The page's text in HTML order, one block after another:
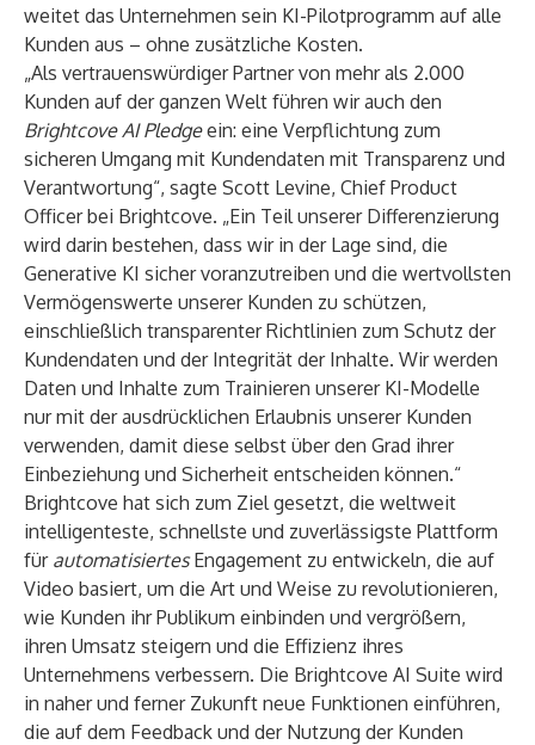
weitet das Unternehmen sein KI-Pilotprogramm auf alle
Kunden aus – ohne zusätzliche Kosten.
„Als vertrauenswürdiger Partner von mehr als 2.000
Kunden auf der ganzen Welt führen wir auch den
Brightcove AI Pledgeein: eine Verpflichtung zum
sicheren Umgang mit Kundendaten mit Transparenz und
Verantwortung“, sagte Scott Levine, Chief Product
Officer bei Brightcove. „Ein Teil unserer Differenzierung
wird darin bestehen, dass wir in der Lage sind, die
Generative KI sicher voranzutreiben und die wertvollsten
Vermögenswerte unserer Kunden zu schützen,
einschließlich transparenter Richtlinien zum Schutz der
Kundendaten und der Integrität der Inhalte. Wir werden
Daten und Inhalte zum Trainieren unserer KI-Modelle
nur mit der ausdrücklichen Erlaubnis unserer Kunden
verwenden, damit diese selbst über den Grad ihrer
Einbeziehung und Sicherheit entscheiden können.“
Brightcove hat sich zum Ziel gesetzt, die weltweit
intelligenteste, schnellste und zuverlässigste Plattform
für automatisiertesEngagement zu entwickeln, die auf
Video basiert, um die Art und Weise zu revolutionieren,
wie Kunden ihr Publikum einbinden und vergrößern,
ihren Umsatz steigern und die Effizienz ihres
Unternehmens verbessern. Die Brightcove AI Suite wird
in naher und ferner Zukunft neue Funktionen einführen,
die auf dem Feedback und der Nutzung der Kunden